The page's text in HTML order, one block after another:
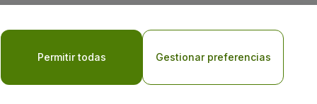
laPolítica de Privacidad para Móviles
Permitir todas Gestionar preferencias